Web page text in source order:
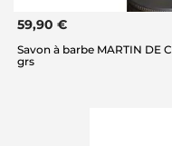
59,90 €
Savon à barbe MARTIN DE
grs